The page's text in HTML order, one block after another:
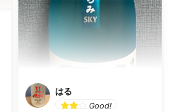
はる
Good!